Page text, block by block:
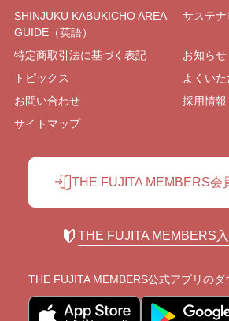
SHINJUKU KABUKICHO AREA
GUIDE（英語）
サステ
特定商取引法に基づく表記
お知らせ
トピックス
よくい
お問い合わせ
採用情報
サイトマップ
THE FUJITA MEMBERS会
THE FUJITA MEMBERS
THE FUJITA MEMBERS公式アプリのダ